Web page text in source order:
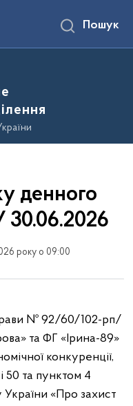
Пошук
денного
30.06.2026
року о 09:00
№ 92/60/102-рп/
та ФГ «Ірина-89»
конкуренції,
50 та пунктом 4
України «Про захист